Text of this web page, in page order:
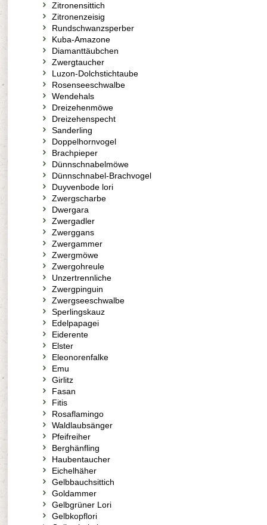
Zitronensittich
Zitronenzeisig
Rundschwanzsperber
Kuba-Amazone
Diamanttäubchen
Zwergtaucher
Luzon-Dolchstichtaube
Rosenseeschwalbe
Wendehals
Dreizehenmöwe
Dreizehenspecht
Sanderling
Doppelhornvogel
Brachpieper
Dünnschnabelmöwe
Dünnschnabel-Brachvogel
Duyvenbode lori
Zwergscharbe
Dwergara
Zwergadler
Zwerggans
Zwergammer
Zwergmöwe
Zwergohreule
Unzertrennliche
Zwergpinguin
Zwergseeschwalbe
Sperlingskauz
Edelpapagei
Eiderente
Elster
Eleonorenfalke
Emu
Girlitz
Fasan
Fitis
Rosaflamingo
Waldlaubsänger
Pfeifreiher
Berghänfling
Haubentaucher
Eichelhäher
Gelbbauchsittich
Goldammer
Gelbgrüner Lori
Gelbkopflori